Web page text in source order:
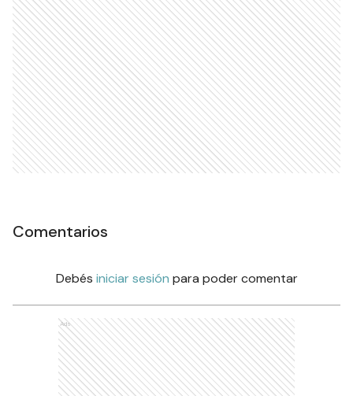
Comentarios
Debés iniciar sesión para poder comentar
Ads